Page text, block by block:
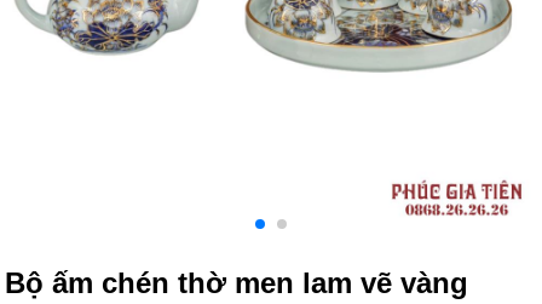
Bộ ấm chén thờ men lam vẽ vàng